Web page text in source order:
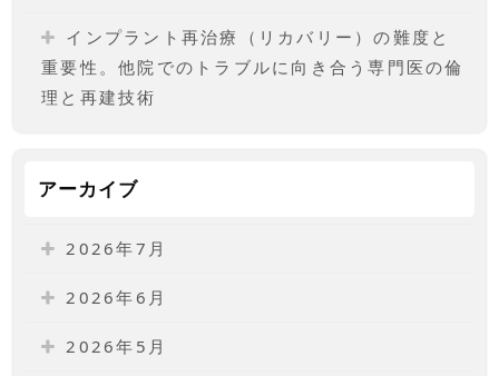
インプラント再治療（リカバリー）の難度と
重要性。他院でのトラブルに向き合う専門医の倫
理と再建技術
アーカイブ
2026年7月
2026年6月
2026年5月